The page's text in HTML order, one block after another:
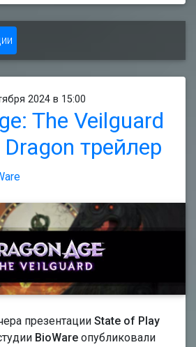
2024 в 15:00
The Veilguard
трейлер
презентации State of Play
BioWare опубликовали